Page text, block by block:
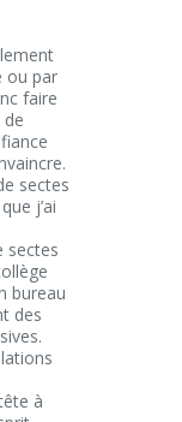
ou par
faire
sectes
j’ai
sectes
bureau
des
à